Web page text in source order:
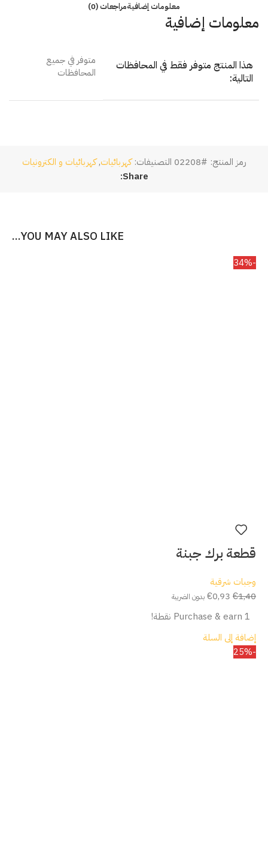
معلومات إضافيةمراجعات (0)
معلومات إضافية
هذا المنتج متوفر فقط في المحافظات
التالية:
متوفر في جميع
المحافظات
رمز المنتج: #02208 التصنيفات: كهربائيات, كهربائيات و الكترونيات
Share:
YOU MAY ALSO LIKE…
-34%
قطعة برك جبنة
وجبات شرقية
€1,40
€0,93 بدون الضريبة
Purchase & earn 1 نقطة!
إضافة إلى السلة
-25%